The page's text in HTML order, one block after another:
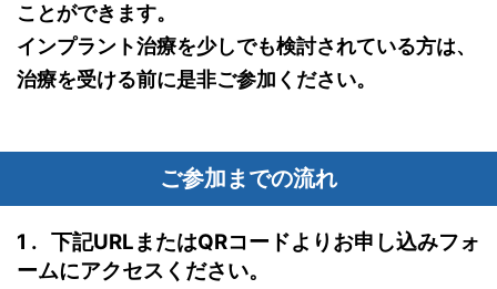
ことができます。
インプラント治療を少しでも検討されている方は、
治療を受ける前に是非ご参加ください。
ご参加までの流れ
1 . 下記URLまたはQRコードよりお申し込みフォ
ームにアクセスください。